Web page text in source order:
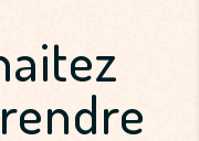
rendre